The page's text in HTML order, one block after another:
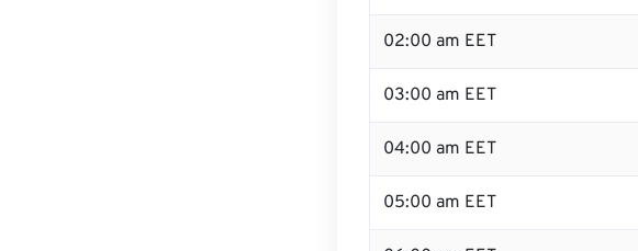
02:00 am EET
03:00 am EET
04:00 am EET
05:00 am EET